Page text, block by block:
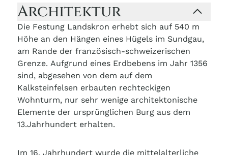
Architektur
Die Festung Landskron erhebt sich auf 540 m
Höhe an den Hängen eines Hügels im Sundgau,
am Rande der französisch-schweizerischen
Grenze. Aufgrund eines Erdbebens im Jahr 1356
sind, abgesehen von dem auf dem
Kalksteinfelsen erbauten rechteckigen
Wohnturm, nur sehr wenige architektonische
Elemente der ursprünglichen Burg aus dem
13.Jahrhundert erhalten.
Im 16. Jahrhundert wurde die mittelalterliche